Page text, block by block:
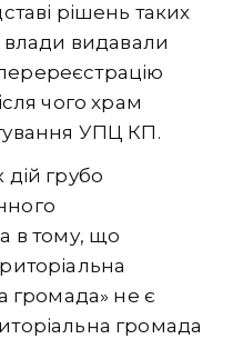
рішень таких
влади видавали
чого храм
УПЦ КП.
грубо
в тому, що
громада» не є
громада